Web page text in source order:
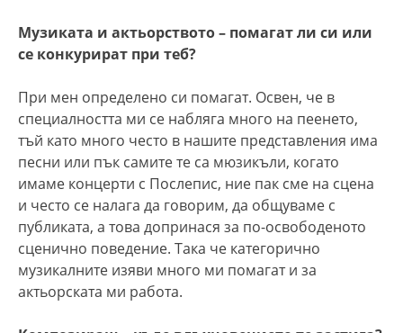
Музиката и актьорството – помагат ли си или
се конкурират при теб?
При мен определено си помагат. Освен, че в
специалността ми се набляга много на пеенето,
тъй като много често в нашите представления има
песни или пък самите те са мюзикъли, когато
имаме концерти с Послепис, ние пак сме на сцена
и често се налага да говорим, да общуваме с
публиката, а това допринася за по-освободеното
сценично поведение. Така че категорично
музикалните изяви много ми помагат и за
актьорската ми работа.